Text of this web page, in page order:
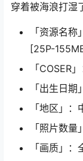
穿着被海浪打湿
「资源名
[25P-
「COSER
「出生日
「地区」：
「照片数
「画质」：